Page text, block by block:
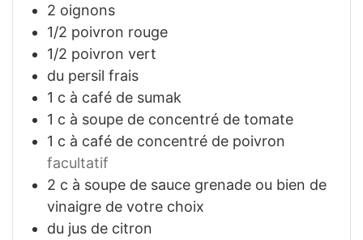
2 oignons
1/2 poivron rouge
1/2 poivron vert
du persil frais
1 c à café de sumak
1 c à soupe de concentré de tomate
1 c à café de concentré de poivron
facultatif
2 c à soupe de sauce grenade ou bien de
vinaigre de votre choix
du jus de citron